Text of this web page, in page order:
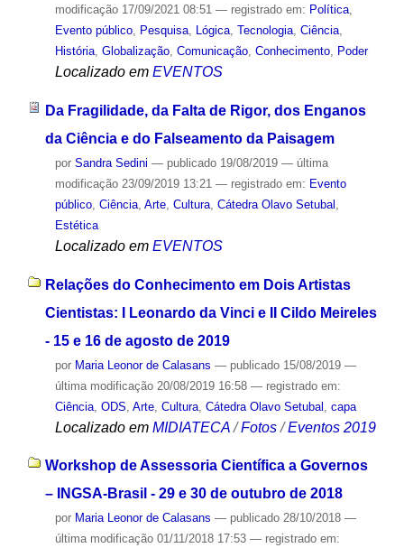
modificação17/09/2021 08:51 — registrado em: Política,
Evento público, Pesquisa, Lógica, Tecnologia, Ciência,
História, Globalização, Comunicação, Conhecimento, Poder
Localizado em EVENTOS
Da Fragilidade, da Falta de Rigor, dos Enganos
da Ciência e do Falseamento da Paisagem
por Sandra Sedini — publicado19/08/2019 — última
modificação23/09/2019 13:21 — registrado em: Evento
público, Ciência, Arte, Cultura, Cátedra Olavo Setubal ,
Estética
Localizado em EVENTOS
Relações do Conhecimento em Dois Artistas
Cientistas: I Leonardo da Vinci e II Cildo Meireles
- 15 e 16 de agosto de 2019
por Maria Leonor de Calasans — publicado15/08/2019 —
última modificação20/08/2019 16:58 — registrado em:
Ciência, ODS Arte, Cultura, Cátedra Olavo Setubal capa
Localizado em MIDIATECA /Fotos /Eventos 2019
Workshop de Assessoria Científica a Governos
– INGSA-Brasil - 29 e 30 de outubro de 2018
por Maria Leonor de Calasans — publicado28/10/2018 —
última modificação01/11/2018 17:53 — registrado em: